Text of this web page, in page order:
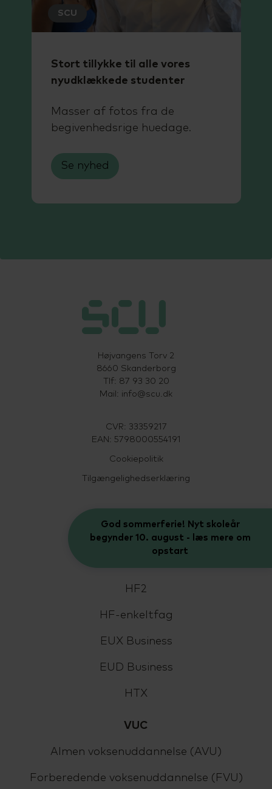
SCU
Stort tillykke til alle vores
nyudklækkede studenter
Masser af fotos fra de
begivenhedsrige huedage.
Se nyhed
Højvangens Torv 2
8660 Skanderborg
Tlf: 87 93 30 20
Mail: info@scu.dk
CVR: 33359217
EAN: 5798000554191
Cookiepolitik
Tilgængelighedserklæring
Uddannelser
HF2
HF-enkeltfag
EUX Business
EUD Business
HTX
VUC
Almen voksenuddannelse (AVU)
Forberedende voksenuddannelse (FVU)
God sommerferie! Nyt skoleår
begynder 10. august - læs mere om
opstart